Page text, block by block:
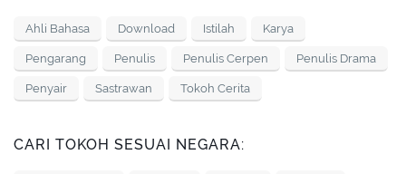
Ahli Bahasa Download Istilah Karya
Pengarang Penulis Penulis Cerpen Penulis Drama
Penyair Sastrawan Tokoh Cerita
CARI TOKOH SESUAI NEGARA: